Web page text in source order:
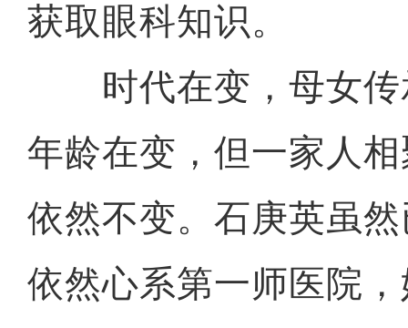
获取眼科知识。
时代在变，母女传
年龄在变，但一家人
依然不变。石庚英虽
依然心系第一师医院